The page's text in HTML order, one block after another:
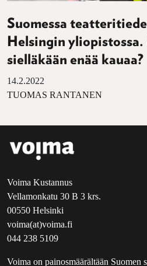
Suomessa
Helsingin
sielläkään enää kauaa?
14.2.2022
TUOMAS RANTANEN
Voima Kustannus
Vellamonkatu 30 B 3 krs.
00550 Helsinki
voima(at)voima.fi
044 238 5109
Voima on painosmäärältään Suomen